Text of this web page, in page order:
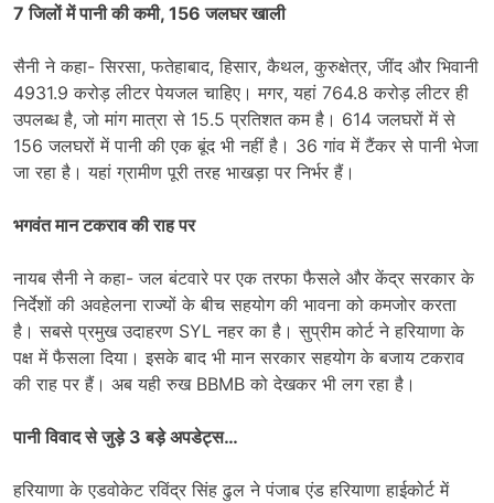
7 जिलों में पानी की कमी, 156 जलघर खाली
सैनी ने कहा- सिरसा, फतेहाबाद, हिसार, कैथल, कुरुक्षेत्र, जींद और भिवानी
4931.9 करोड़ लीटर पेयजल चाहिए। मगर, यहां 764.8 करोड़ लीटर ही
उपलब्ध है, जो मांग मात्रा से 15.5 प्रतिशत कम है। 614 जलघरों में से
156 जलघरों में पानी की एक बूंद भी नहीं है। 36 गांव में टैंकर से पानी भेजा
जा रहा है। यहां ग्रामीण पूरी तरह भाखड़ा पर निर्भर हैं।
भगवंत मान टकराव की राह पर
नायब सैनी ने कहा- जल बंटवारे पर एक तरफा फैसले और केंद्र सरकार के
निर्देशों की अवहेलना राज्यों के बीच सहयोग की भावना को कमजोर करता
है। सबसे प्रमुख उदाहरण SYL नहर का है। सुप्रीम कोर्ट ने हरियाणा के
पक्ष में फैसला दिया। इसके बाद भी मान सरकार सहयोग के बजाय टकराव
की राह पर हैं। अब यही रुख BBMB को देखकर भी लग रहा है।
पानी विवाद से जुड़े 3 बड़े अपडेट्स…
हरियाणा के एडवोकेट रविंद्र सिंह ढुल ने पंजाब एंड हरियाणा हाईकोर्ट में